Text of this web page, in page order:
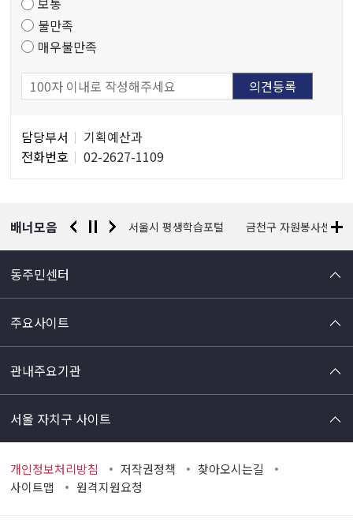
사
불만족
매우불만족
당
자
담당부서
기획예산과
전화번호
02-2627-1109
배너모음
찰청 유실물 통합포털 서울시 평생학습포털 금천구 자원봉사센터
동주민센터
주요사이트
관내주요기관
서울 자치구 사이트
개인정보처리방침 저작권정책
찾아오시는길
사이트맵
원격지원요청